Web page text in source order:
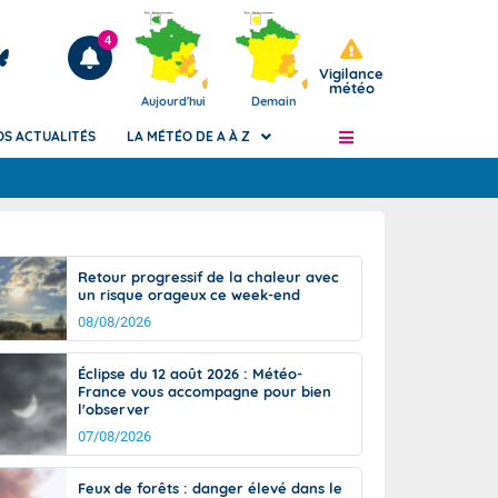
Articles
4
Aujourd'hui Demain
Vigilance
météo
de
Phénomènes dangereux de J+2 à J+7
Avertissement pluies intenses à l'échelle
des communes (Apic)
Bulletins Marine
Bulletins d'estimation du risque
d'avalanche
Météo des forêts
Vigicrues
ACTUALITÉS LA MÉTÉO DE A À Z
Retour progressif de la chaleur avec
un risque orageux ce week-end
08/08/2026
Éclipse du 12 août 2026 : Météo-
France vous accompagne pour bien
l'observer
07/08/2026
Feux de forêts : danger élevé dans le